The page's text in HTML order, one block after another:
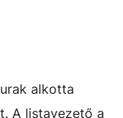
alkotta
A listavezető a